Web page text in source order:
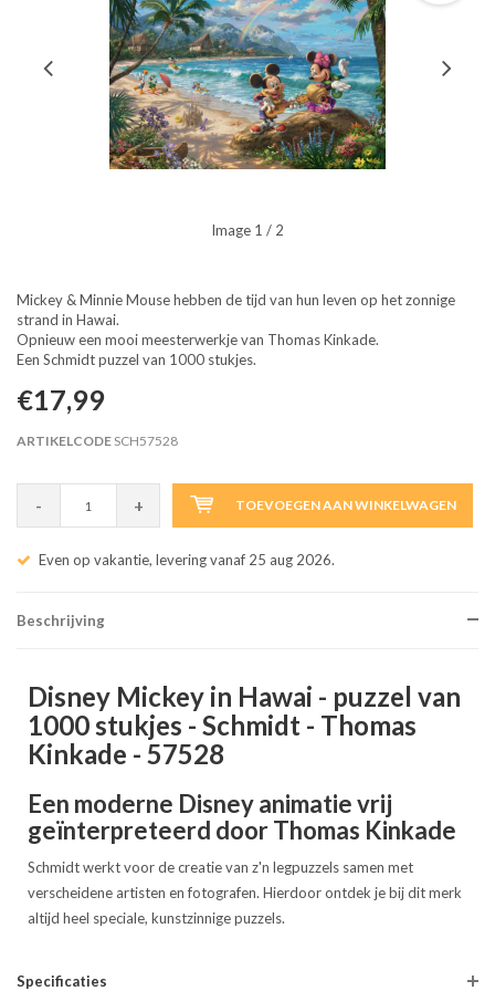
Image 1 / 2
Mickey & Minnie Mouse hebben de tijd van hun leven op het zonnige
strand in Hawai.
Opnieuw een mooi meesterwerkje van Thomas Kinkade.
Een Schmidt puzzel van 1000 stukjes.
€17,99
ARTIKELCODE SCH57528
- + TOEVOEGEN AAN WINKELWAGEN
Even op vakantie, levering vanaf 25 aug 2026.
Beschrijving
Disney Mickey in Hawai - puzzel van
1000 stukjes - Schmidt - Thomas
Kinkade - 57528
Een moderne Disney animatie vrij
geïnterpreteerd door Thomas Kinkade
Schmidt werkt voor de creatie van z'n legpuzzels samen met
verscheidene artisten en fotografen. Hierdoor ontdek je bij dit merk
altijd heel speciale, kunstzinnige puzzels.
Specificaties